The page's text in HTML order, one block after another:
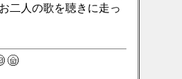
二人の歌を聴きに走っ